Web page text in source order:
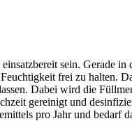
sein. Gerade in
frei zu halten.
Dabei wird die
gereinigt und
pro Jahr und bedarf